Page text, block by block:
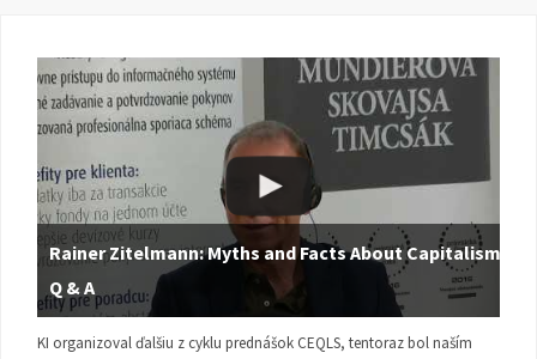
Rainer Zitelmann: Myths and Facts About Capitalism |
Q & A
KI organizoval ďalšiu z cyklu prednášok CEQLS, tentoraz bol naším